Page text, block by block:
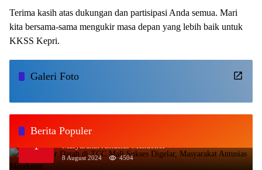
Terima kasih atas dukungan dan partisipasi Anda semua. Mari
kita bersama-sama mengukir masa depan yang lebih baik untuk
KKSS Kepri.
Galeri Foto
Berita Populer
1
Aksi Donor Darah di TCC Mall Sukses Digelar,
Masyarakat Antusias Mendonor
8 August 2024 4504